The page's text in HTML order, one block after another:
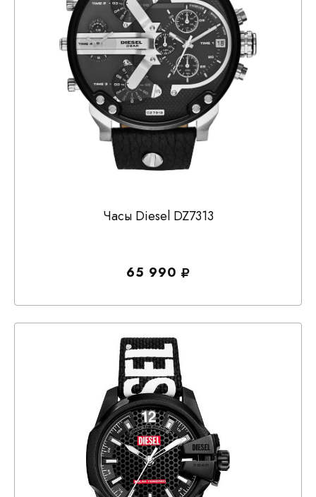
Часы Diesel DZ7313
65 990